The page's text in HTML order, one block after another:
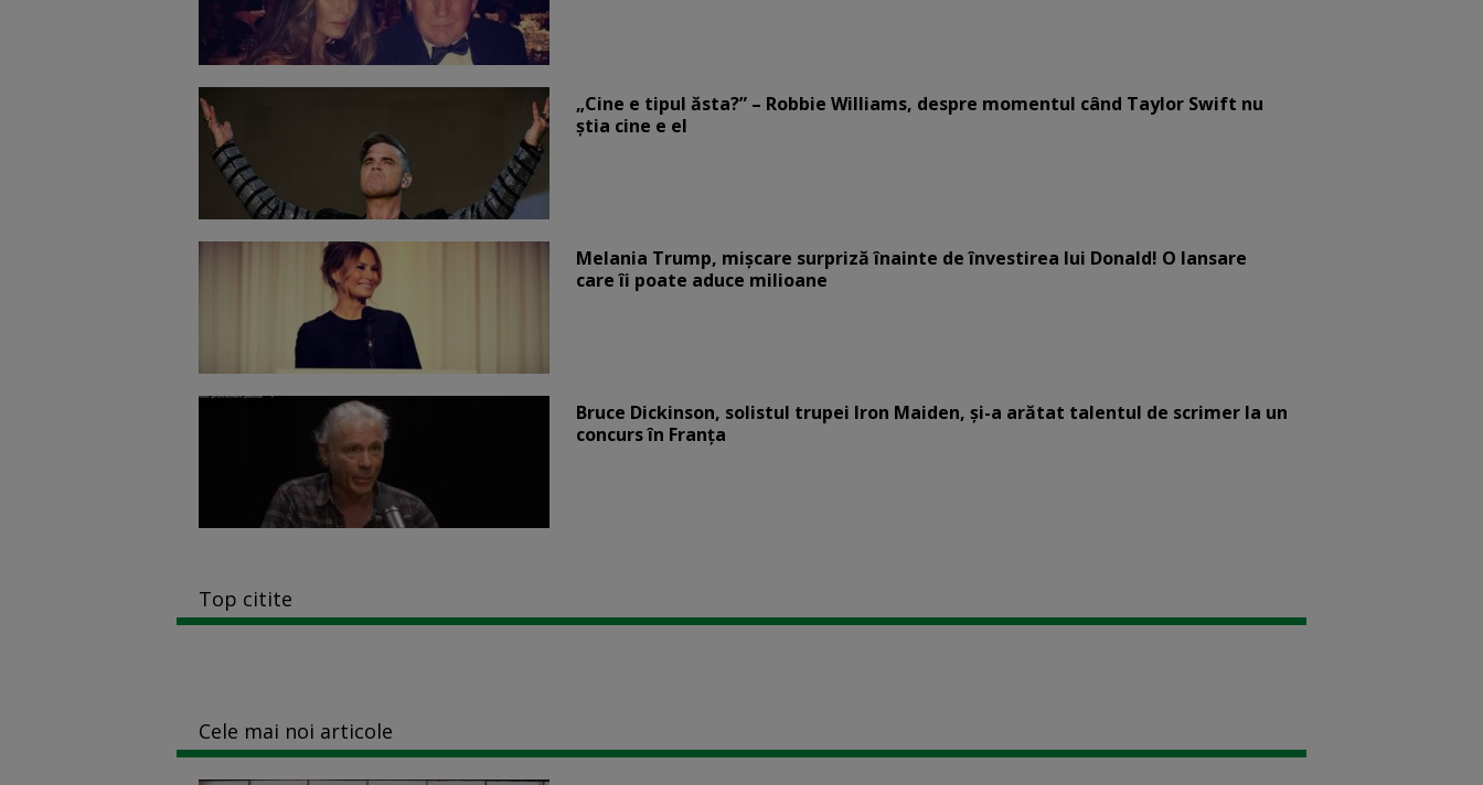
„Cine e tipul ăsta?” – Robbie Williams, despre momentul când Taylor Swift nu
știa cine e el
Melania Trump, mișcare surpriză înainte de învestirea lui Donald! O lansare
care îi poate aduce milioane
Bruce Dickinson, solistul trupei Iron Maiden, şi-a arătat talentul de scrimer la un
concurs în Franţa
Top citite
Cele mai noi articole